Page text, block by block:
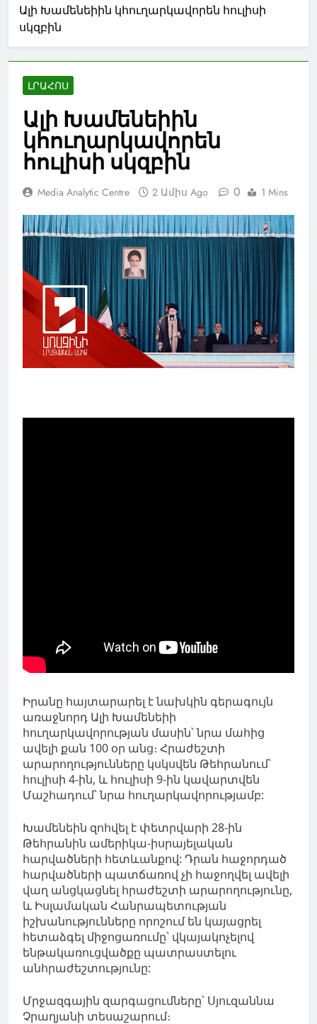
Ալի Խամենեիին կհուղարկավորեն հուլիսի
սկզբին
ԼՐԱՀՈՍ
Ալի Խամենեիին
կհուղարկավորեն
հուլիսի սկզբին
Media Analytic Centre 2 Ամիս Ago 0 1 Mins
Իրանը հայտարարել է նախկին գերագույն
առաջնորդ Ալի Խամենեիի
հուղարկավորության մասին՝ նրա մահից
ավելի քան 100 օր անց։ Հրաժեշտի
արարողությունները կսկսվեն Թեհրանում՝
հուլիսի 4-ին, և հուլիսի 9-ին կավարտվեն
Մաշհադում՝ նրա հուղարկավորությամբ:
Խամենեին զոհվել է փետրվարի 28-ին
Թեհրանին ամերիկա-իսրայելական
հարվածների հետևանքով: Դրան հաջորդած
հարվածների պատճառով չի հաջողվել ավելի
վաղ անցկացնել հրաժեշտի արարողությունը,
և Իսլամական Հանրապետության
իշխանությունները որոշում են կայացրել
հետաձգել միջոցառումը՝ վկայակոչելով
ենթակառուցվածքը պատրաստելու
անհրաժեշտությունը:
Մրջազգային զարգացումները՝ Սյուզաննա
Չրաղյանի տեսաշարում։